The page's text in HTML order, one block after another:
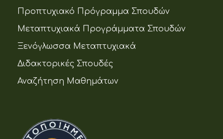
Προπτυχιακό Πρόγραμμα Σπουδών
Μεταπτυχιακά Προγράμματα Σπουδών
Ξενόγλωσσα Μεταπτυχιακά
Διδακτορικές Σπουδές
Αναζήτηση Μαθημάτων